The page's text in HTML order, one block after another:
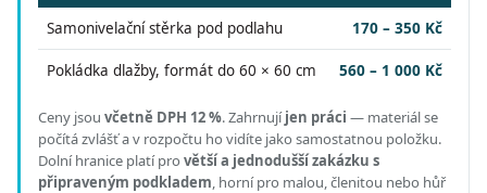
Samonivelační stěrka pod podlahu 170 – 350 Kč
Pokládka dlažby, formát do 60 × 60 cm 560 – 1 000 Kč
Ceny jsou včetně DPH 12 %.Zahrnujíjen práci — materiál se
počítá zvlášť a v rozpočtu ho vidíte jako samostatnou položku.
Dolní hranice platí pro větší a jednodušší zakázku s
připraveným podkladem, horní pro malou, členitou nebo hůř